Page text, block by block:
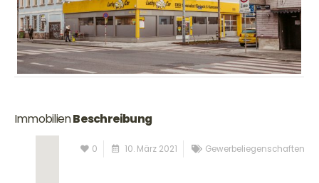
ImmobilienBeschreibung
0 10. März 2021 Gewerbeliegenschaften